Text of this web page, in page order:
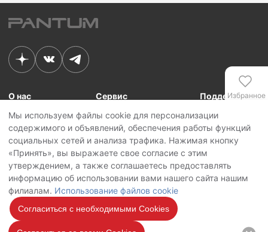
Мы используем файлы cookie для персонализации
содержимого и объявлений, обеспечения работы функций
социальных сетей и анализа трафика. Нажимая кнопку
«Принять», вы выражаете свое согласие с этим
утверждением, а также соглашаетесь предоставлять
информацию об использовании вами нашего сайта нашим
филиалам. Использование файлов cookie
Согласиться с необходимыми Cookies
Избранное
Сравнение
О нас
Связь с Pantum
Новости
Контакты
Сервис
Сервисные центры
Сервисная политика
Поддержка
Для сотрудников
Для партнеров
Личный кабинет
Copyright © 2026 Pantum International Limited. Все права защищены
Политика конфиденциальности
Политика обработки персональных данных
Использование файлов cookie